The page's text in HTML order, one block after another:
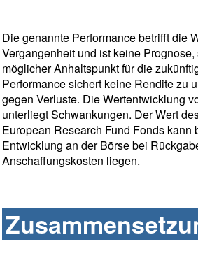
Die genannte Performance betrifft die
Vergangenheit und ist keine
möglicher Anhaltspunkt für die
Performance sichert keine Rendite zu
gegen Verluste. Die Wertentwicklung
unterliegt Schwankungen. Der Wert
European Research Fund Fonds kann
Entwicklung an der Börse bei
Anschaffungskosten liegen.